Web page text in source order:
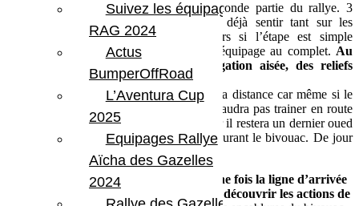
Les gazelles attaquent aujourd’hui la seconde partie du rallye. 3
étapes de passées et la fatigue se fait déjà sentir tant sur les
organismes que sur les véhicules. Alors si l’étape est simple
aujourd’hui, il conviendra de ménager l’équipage au complet. Au
menu du jour des plaines à la navigation aisée, des reliefs
marqués, des zones très roulantes.
La difficulté sera sans doute aujourd’hui la distance car même si le
terrain ne présente pas d’obstacles, il ne faudra pas trainer en route
pour rejoindre le bivouac avant la nuit, car il restera un dernier oued
à franchir avant d’atteindre la savane entourant le bivouac. De jour
pas facile mais si la pénombre est là …
Et pour celles qui seront dans les temps,
une fois la ligne d’arrivée
franchie elles pourront en profiter pour découvrir les actions de
Suivez les équipages
RAG 2024
Actus
BumperOffRoad
L’Aventura Cup
2025
Equipages Rallye
Aïcha des Gazelles
2024